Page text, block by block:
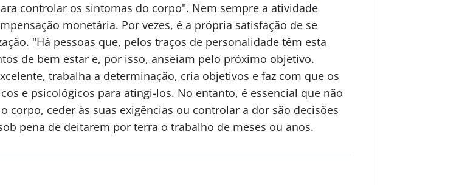
controlar os sintomas do corpo". Nem sempre a atividade
monetária. Por vezes, é a própria satisfação de se
"Há pessoas que, pelos traços de personalidade têm esta
de bem estar e, por isso, anseiam pelo próximo objetivo.
trabalha a determinação, cria objetivos e faz com que os
e psicológicos para atingi-los. No entanto, é essencial que não
corpo, ceder às suas exigências ou controlar a dor são decisões
pena de deitarem por terra o trabalho de meses ou anos.